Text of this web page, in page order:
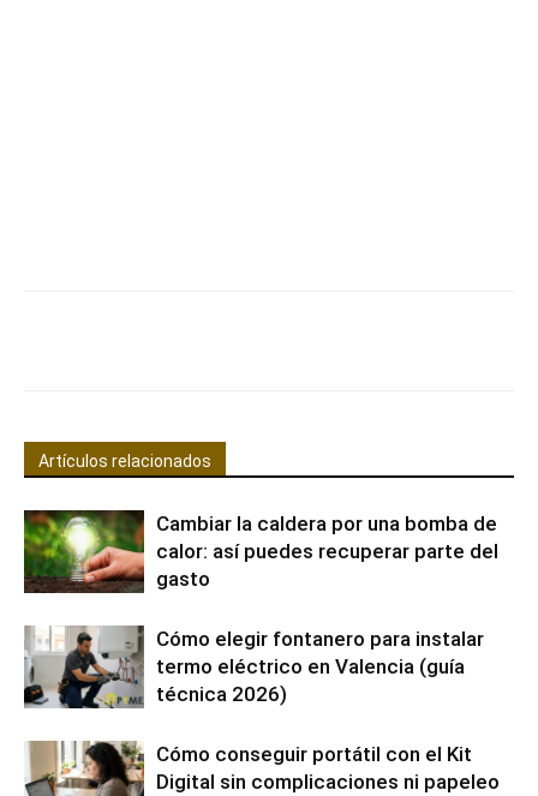
Artículos relacionados
Cambiar la caldera por una bomba de
calor: así puedes recuperar parte del
gasto
Cómo elegir fontanero para instalar
termo eléctrico en Valencia (guía
técnica 2026)
Cómo conseguir portátil con el Kit
Digital sin complicaciones ni papeleo